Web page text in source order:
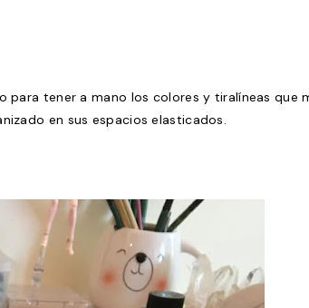
tener a mano los colores y tiralíneas que
en sus espacios elasticados.